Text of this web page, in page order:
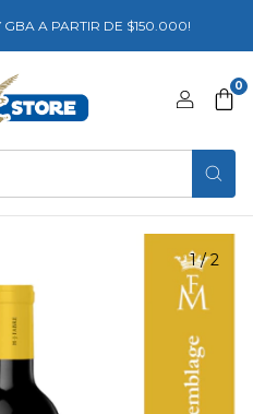
GBA A PARTIR DE $150.000!
0
1/2